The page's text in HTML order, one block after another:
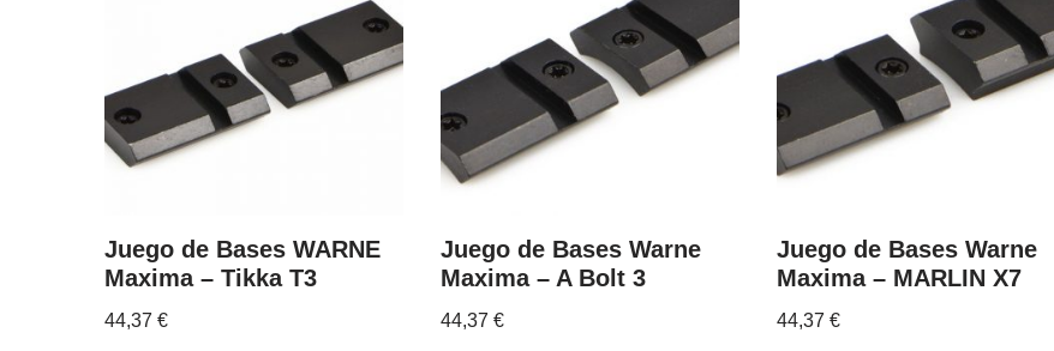
Juego de Bases WARNE
Maxima – Tikka T3
44,37 €
Juego de Bases Warne
Maxima – A Bolt 3
44,37 €
Juego de Bases Warne
Maxima – MARLIN X7
44,37 €